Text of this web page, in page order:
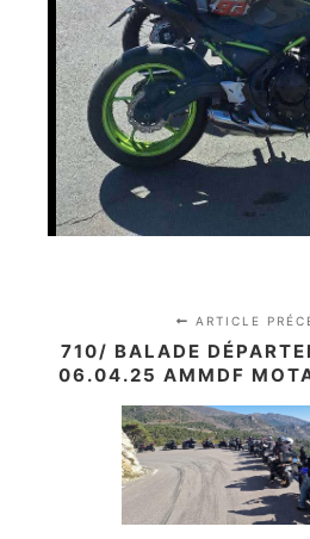
ARTICLE
710/ BALADE
06.04.25 AMMDF